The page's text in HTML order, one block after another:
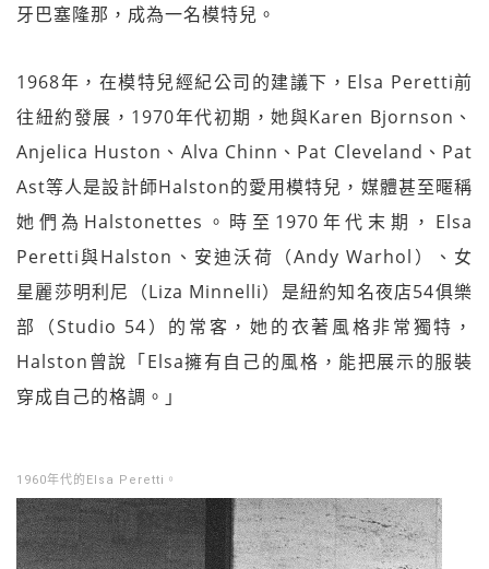
牙巴塞隆那，成為一名模特兒。
1968年，在模特兒經紀公司的建議下，Elsa Peretti前
往紐約發展，1970年代初期，她與Karen Bjornson、
Anjelica Huston、Alva Chinn、Pat Cleveland、Pat
Ast等人是設計師Halston的愛用模特兒，媒體甚至暱稱
她們為Halstonettes。時至1970年代末期，Elsa
Peretti與Halston、安迪沃荷（Andy Warhol）、女
星麗莎明利尼（Liza Minnelli）是紐約知名夜店54俱樂
部（Studio 54）的常客，她的衣著風格非常獨特，
Halston曾說「Elsa擁有自己的風格，能把展示的服裝
穿成自己的格調。」
1960年代的Elsa Peretti。